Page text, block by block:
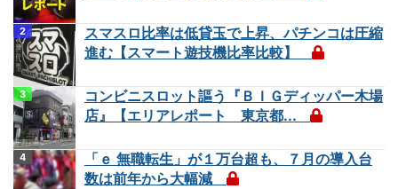
スマスロ比率は低貸玉で上昇、パチンコは圧縮
進む【スマート遊技機比率比較】
コンビニスロット謳う『ＢＩＧディッパー木場
店』【エリアレポート 東京都...
「ｅ 無職転生」が１万台超も、７月の導入台
数は前年から大幅減